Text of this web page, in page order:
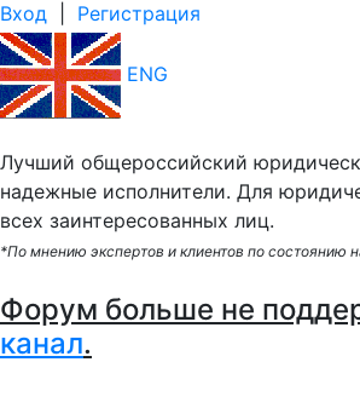
Вход
Регистрация
ENG
Лучший общероссийский
надежные исполнители. Для
всех заинтересованных лиц.
*По мнению экспертов и клиентов по состоянию
Форум больше не
канал.